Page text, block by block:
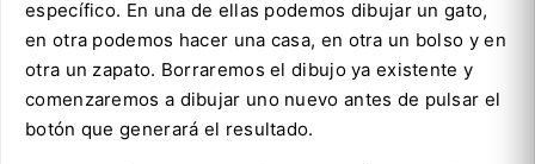
específico. En una de ellas podemos dibujar un gato,
en otra podemos hacer una casa, en otra un bolso y en
otra un zapato. Borraremos el dibujo ya existente y
comenzaremos a dibujar uno nuevo antes de pulsar el
botón que generará el resultado.